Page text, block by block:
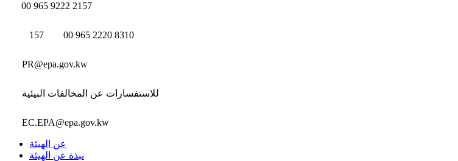
00 965 9222 2157
157 00 965 2220 8310
PR@epa.gov.kw
للاستفسارات عن المخالفات البيئية
EC.EPA@epa.gov.kw
عن الهيئة
نبذة عن الهيئة